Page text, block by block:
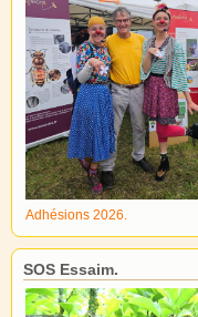
Adhésions 2026.
SOS Essaim.